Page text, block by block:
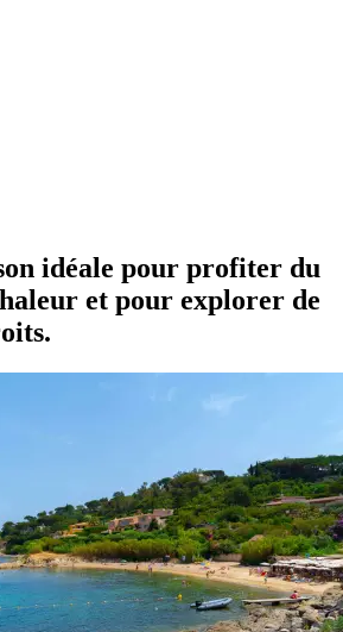
idéale pour profiter du
et pour explorer de